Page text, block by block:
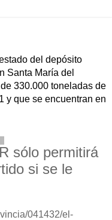
del depósito
Santa María del
330.000 toneladas de
y que se encuentran en
sólo permitirá
si se le
041432/el-